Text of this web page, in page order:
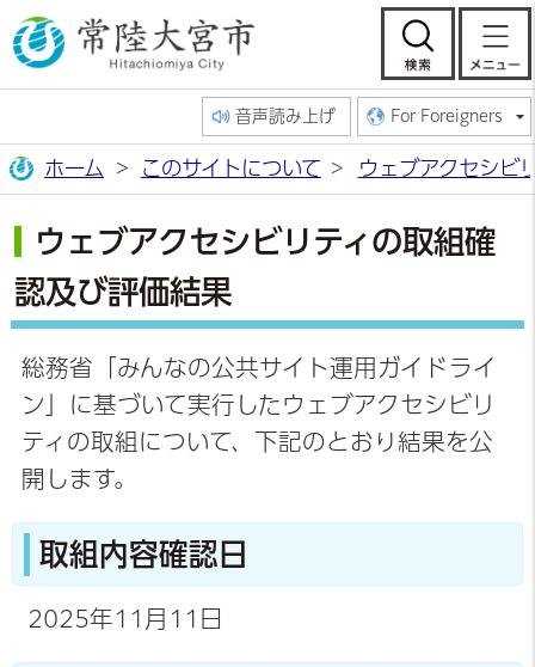
常陸大宮市公
検
音声読み上げ For Foreigners
ホーム このサイトについて ウェブアクセシビ
ウェブアクセシビリティの取組確
認及び評価結果
総務省「みんなの公共サイト運用ガイドライ
ン」に基づいて実行したウェブアクセシビリ
ティの取組について、下記のとおり結果を公
開します。
取組内容確認日
2025年11月11日